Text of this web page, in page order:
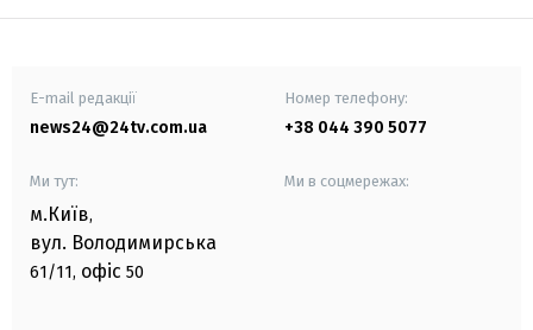
E-mail редакції
news24@24tv.com.ua
Номер телефону:
+38 044 390 5077
Ми тут:
м.Київ,
вул. Володимирська
61/11, офіс 50
Ми в соцмережах: